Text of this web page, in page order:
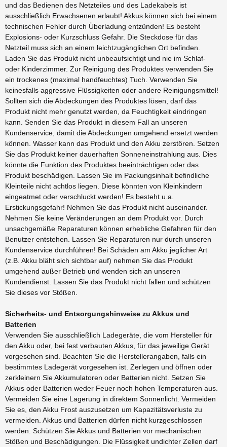
und das Bedienen des Netzteiles und des Ladekabels ist
ausschließlich Erwachsenen erlaubt! Akkus können sich bei einem
technischen Fehler durch Überladung entzünden! Es besteht
Explosions- oder Kurzschluss Gefahr. Die Steckdose für das
Netzteil muss sich an einem leichtzugänglichen Ort befinden.
Laden Sie das Produkt nicht unbeaufsichtigt und nie im Schlaf-
oder Kinderzimmer. Zur Reinigung des Produktes verwenden Sie
ein trockenes (maximal handfeuchtes) Tuch. Verwenden Sie
keinesfalls aggressive Flüssigkeiten oder andere Reinigungsmittel!
Sollten sich die Abdeckungen des Produktes lösen, darf das
Produkt nicht mehr genutzt werden, da Feuchtigkeit eindringen
kann. Senden Sie das Produkt in diesem Fall an unseren
Kundenservice, damit die Abdeckungen umgehend ersetzt werden
können. Wasser kann das Produkt und den Akku zerstören. Setzen
Sie das Produkt keiner dauerhaften Sonneneinstrahlung aus. Dies
könnte die Funktion des Produktes beeinträchtigen oder das
Produkt beschädigen. Lassen Sie im Packungsinhalt befindliche
Kleinteile nicht achtlos liegen. Diese könnten von Kleinkindern
eingeatmet oder verschluckt werden! Es besteht u.a.
Erstickungsgefahr! Nehmen Sie das Produkt nicht auseinander.
Nehmen Sie keine Veränderungen an dem Produkt vor. Durch
unsachgemäße Reparaturen können erhebliche Gefahren für den
Benutzer entstehen. Lassen Sie Reparaturen nur durch unseren
Kundenservice durchführen! Bei Schäden am Akku jeglicher Art
(z.B. Akku bläht sich sichtbar auf) nehmen Sie das Produkt
umgehend außer Betrieb und wenden sich an unseren
Kundendienst. Lassen Sie das Produkt nicht fallen und schützen
Sie dieses vor Stößen.
Sicherheits- und Entsorgungshinweise zu Akkus und
Batterien
Verwenden Sie ausschließlich Ladegeräte, die vom Hersteller für
den Akku oder, bei fest verbauten Akkus, für das jeweilige Gerät
vorgesehen sind. Beachten Sie die Herstellerangaben, falls ein
bestimmtes Ladegerät vorgesehen ist. Zerlegen und öffnen oder
zerkleinern Sie Akkumulatoren oder Batterien nicht. Setzen Sie
Akkus oder Batterien weder Feuer noch hohen Temperaturen aus.
Vermeiden Sie eine Lagerung in direktem Sonnenlicht. Vermeiden
Sie es, den Akku Frost auszusetzen um Kapazitätsverluste zu
vermeiden. Akkus und Batterien dürfen nicht kurzgeschlossen
werden. Schützen Sie Akkus und Batterien vor mechanischen
Stößen und Beschädigungen. Die Flüssigkeit undichter Zellen darf